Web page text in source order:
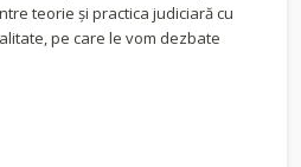
teorie și practica judiciară cu
pe care le vom dezbate